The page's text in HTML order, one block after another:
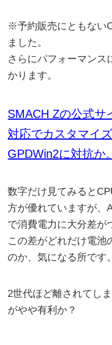
※予約販売にともない
ました。
さらにパフォーマンス
かります。
SMACH Zの公式サ
対応でカスタマイ
GPDWin2に対抗か。
数字だけ見てみると
方が優れていますが、
で消費電力に大分差が
この差がどれだけ電池
のか、気になる所です。
2世代ほど離されてし
がやや有利か？